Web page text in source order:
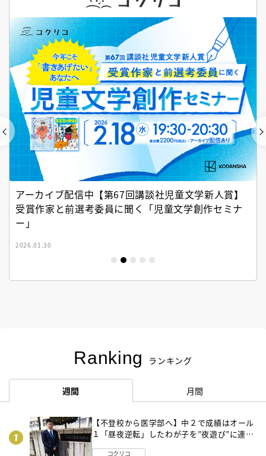
アーカイブ配信中【第67回講談社児童文学新人賞】
受賞作家と前選考委員に聞く「児童文学創作セミナ
ー」
2026.01.30
Ranking ランキング
週間 月間
【不登校から医学部へ】中２で成績はオール
１「昼夜逆転」したわが子を”夜遊び”に連れ
コクリコ